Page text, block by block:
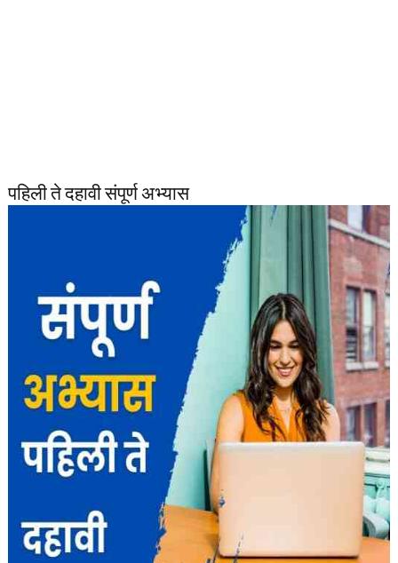
पहिली ते दहावी संपूर्ण अभ्यास